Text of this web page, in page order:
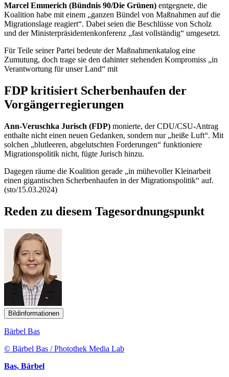
Marcel Emmerich (Bündnis 90/Die Grünen) entgegnete, die
Koalition habe mit einem „ganzen Bündel von Maßnahmen auf die
Migrationslage reagiert“. Dabei seien die Beschlüsse von Scholz
und der Ministerpräsidentenkonferenz „fast vollständig“ umgesetzt.
Für Teile seiner Partei bedeute der Maßnahmenkatalog eine
Zumutung, doch trage sie den dahinter stehenden Kompromiss „in
Verantwortung für unser Land“ mit
FDP kritisiert Scherbenhaufen der
Vorgängerregierungen
Ann-Veruschka Jurisch (FDP) monierte, der CDU/CSU-Antrag
enthalte nicht einen neuen Gedanken, sondern nur „heiße Luft“. Mit
solchen „blutleeren, abgelutschten Forderungen“ funktioniere
Migrationspolitik nicht, fügte Jurisch hinzu.
Dagegen räume die Koalition gerade „in mühevoller Kleinarbeit
einen gigantischen Scherbenhaufen in der Migrationspolitik“ auf.
(sto/15.03.2024)
Reden zu diesem Tagesordnungspunkt
Bildinformationen
Bärbel Bas
© Bärbel Bas / Photothek Media Lab
Bas, Bärbel